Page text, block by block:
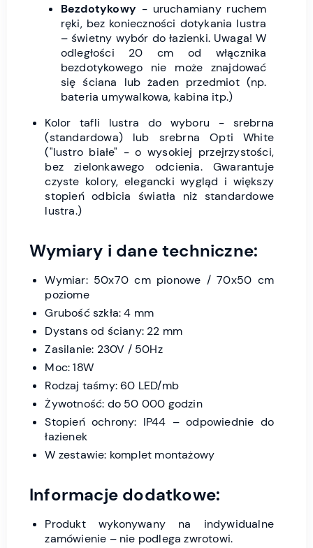
Bezdotykowy - uruchamiany ruchem
ręki, bez konieczności dotykania lustra
– świetny wybór do łazienki. Uwaga! W
odległości 20 cm od włącznika
bezdotykowego nie może znajdować
się ściana lub żaden przedmiot (np.
bateria umywalkowa, kabina itp.)
Kolor tafli lustra do wyboru - srebrna
(standardowa) lub srebrna Opti White
("lustro białe" - o wysokiej przejrzystości,
bez zielonkawego odcienia. Gwarantuje
czyste kolory, elegancki wygląd i większy
stopień odbicia światła niż standardowe
lustra.)
Wymiary i dane techniczne:
Wymiar: 50x70 cm pionowe / 70x50 cm
poziome
Grubość szkła: 4 mm
Dystans od ściany: 22 mm
Zasilanie: 230V / 50Hz
Moc: 18W
Rodzaj taśmy: 60 LED/mb
Żywotność: do 50 000 godzin
Stopień ochrony: IP44 – odpowiednie do
łazienek
W zestawie: komplet montażowy
Informacje dodatkowe:
Produkt wykonywany na indywidualne
zamówienie – nie podlega zwrotowi.